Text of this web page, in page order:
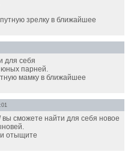
зрелку в ближайшее
для себя
юных парней.
мамку в ближайшее
сможете найти для себя новое
и отыщите